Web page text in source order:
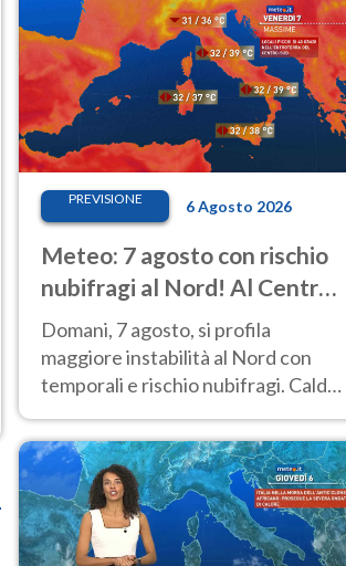
PREVISIONE 6 Agosto 2026
Meteo: 7 agosto con rischio
nubifragi al Nord! Al Centro-
Sud caldo estremo
Domani, 7 agosto, si profila
maggiore instabilità al Nord con
temporali e rischio nubifragi. Caldo
previsioni.